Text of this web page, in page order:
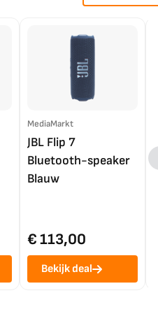
MediaMarkt
JBL Flip 7
Bluetooth-speaker
Blauw
€ 113,00
Bekijk deal